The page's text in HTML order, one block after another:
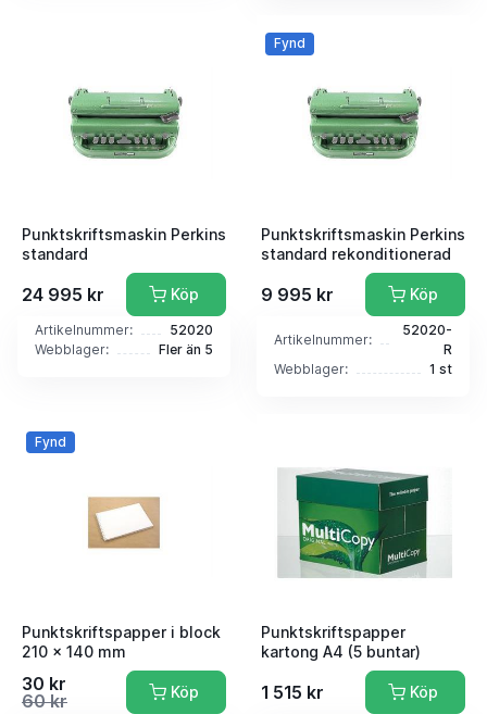
Punktskriftsmaskin Perkins
standard
24 995 kr Köp
Artikelnummer:
52020
Webblager:
Fler än 5
Fynd
Punktskriftsmaskin Perkins
standard rekonditionerad
9 995 kr Köp
Artikelnummer:
52020-
R
Webblager:
1 st
Fynd
Punktskriftspapper i block
210 x 140 mm
30 kr
60 kr
Köp
Punktskriftspapper
kartong A4 (5 buntar)
1 515 kr Köp